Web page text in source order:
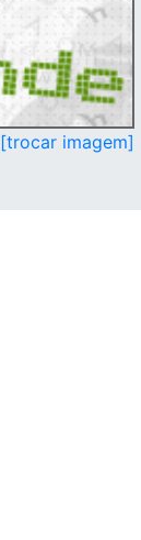
[trocar imagem]